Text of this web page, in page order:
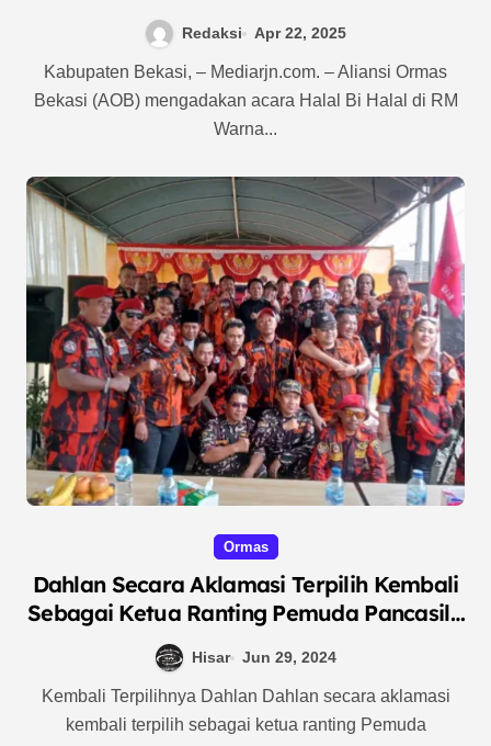
Redaksi Apr 22, 2025
Kabupaten Bekasi, – Mediarjn.com. – Aliansi Ormas
Bekasi (AOB) mengadakan acara Halal Bi Halal di RM
Warna...
Ormas
Dahlan Secara Aklamasi Terpilih Kembali
Sebagai Ketua Ranting Pemuda Pancasila
Desa Setiamekar
Hisar Jun 29, 2024
Kembali Terpilihnya Dahlan Dahlan secara aklamasi
kembali terpilih sebagai ketua ranting Pemuda